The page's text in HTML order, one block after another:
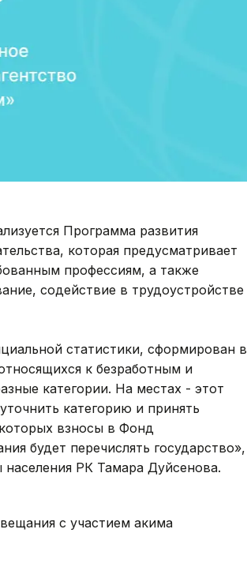
Программа развития
которая предусматривает
профессиям, а также
содействие в трудоустройстве
статистики, сформирован в
к безработным и
категории. На местах - этот
категорию и принять
взносы в Фонд
будет перечислять государство»,
РК Тамара Дуйсенова.
с участием акима